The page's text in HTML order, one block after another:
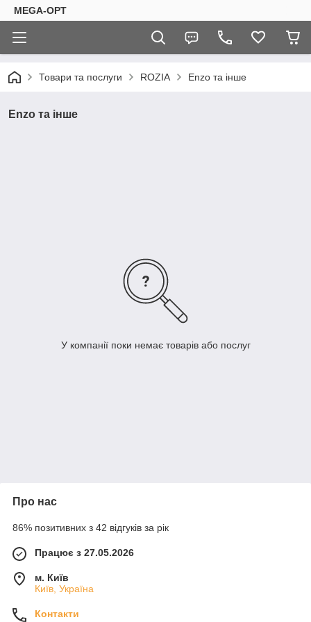
MEGA-OPT
Товари та послуги ROZIA Enzo та інше
Enzo та інше
У компанії поки немає товарів або послуг
Про нас
86% позитивних з 42 відгуків за рік
Працює з 27.05.2026
м. Київ
Київ, Україна
Контакти